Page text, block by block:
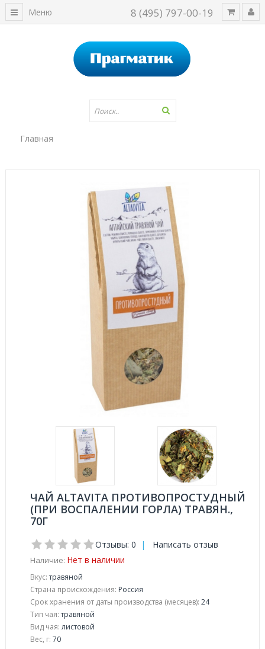
8 (495) 797-00-19
Меню
Главная
ЧАЙ ALTAVITA ПРОТИВОПРОСТУДНЫЙ
(ПРИ ВОСПАЛЕНИИ ГОРЛА) ТРАВЯН.,
70Г
Отзывы: 0 | Написать отзыв
Наличие: Нет в наличии
Вкус:травяной
Страна происхождения: Россия
Срок хранения от даты производства (месяцев): 24
Тип чая:травяной
Вид чая: листовой
Вес, г: 70